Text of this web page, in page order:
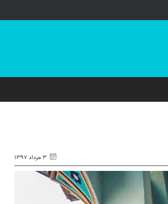
۳ مرداد ۱۳۹۷